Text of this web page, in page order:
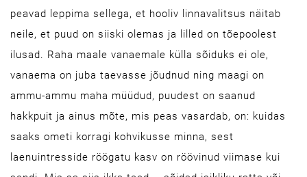
peavad leppima sellega, et hooliv linnavalitsus näitab
neile, et puud on siiski olemas ja lilled on tõepoolest
ilusad. Raha maale vanaemale külla sõiduks ei ole,
vanaema on juba taevasse jõudnud ning maagi on
ammu-ammu maha müüdud, puudest on saanud
hakkpuit ja ainus mõte, mis peas vasardab, on: kuidas
saaks ometi korragi kohvikusse minna, sest
laenuintresside röögatu kasv on röövinud viimase kui